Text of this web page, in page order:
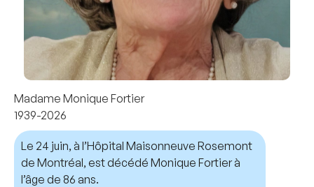
Madame Monique Fortier
1939-2026
Le 24 juin, à l’Hôpital Maisonneuve Rosemont
de Montréal, est décédé Monique Fortier à
l’âge de 86 ans.